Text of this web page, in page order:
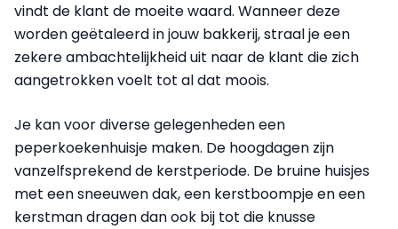
vindt de klant de moeite waard. Wanneer deze
worden geëtaleerd in jouw bakkerij, straal je een
zekere ambachtelijkheid uit naar de klant die zich
aangetrokken voelt tot al dat moois.
Je kan voor diverse gelegenheden een
peperkoekenhuisje maken. De hoogdagen zijn
vanzelfsprekend de kerstperiode. De bruine huisjes
met een sneeuwen dak, een kerstboompje en een
kerstman dragen dan ook bij tot die knusse